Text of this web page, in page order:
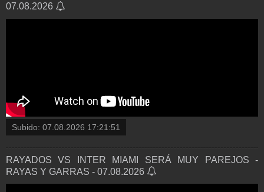
07.08.2026
Subido: 07.08.2026 17:21:51
RAYADOS VS INTER MIAMI SERÁ MUY PAREJOS -
RAYAS Y GARRAS - 07.08.2026